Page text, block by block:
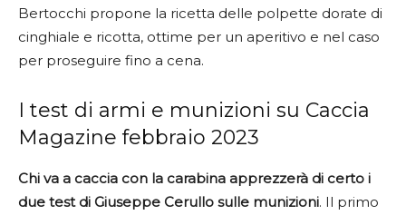
Bertocchi propone la ricetta delle polpette dorate di
cinghiale e ricotta, ottime per un aperitivo e nel caso
per proseguire fino a cena.
I test di armi e munizioni su Caccia
Magazine febbraio 2023
Chi va a caccia con la carabina apprezzerà di certo i
due test di Giuseppe Cerullo sulle munizioni. Il primo